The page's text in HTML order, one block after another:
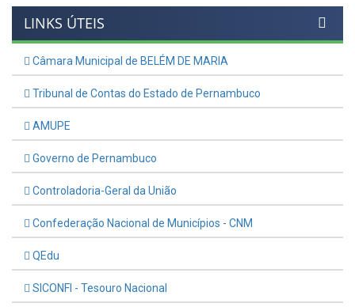
LINKS ÚTEIS
Câmara Municipal de BELÉM DE MARIA
Tribunal de Contas do Estado de Pernambuco
AMUPE
Governo de Pernambuco
Controladoria-Geral da União
Confederação Nacional de Municípios - CNM
QEdu
SICONFI - Tesouro Nacional